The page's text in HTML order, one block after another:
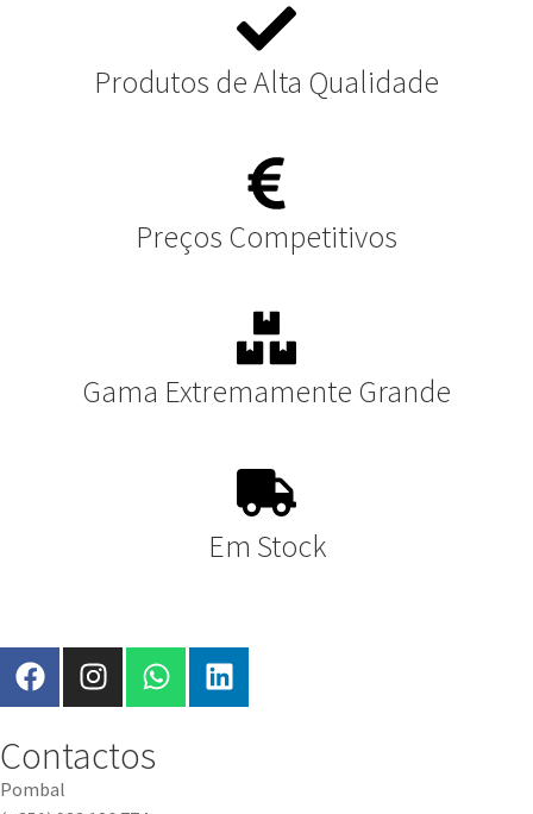
Produtos de Alta Qualidade
Preços Competitivos
Gama Extremamente Grande
Em Stock
Contactos
Pombal